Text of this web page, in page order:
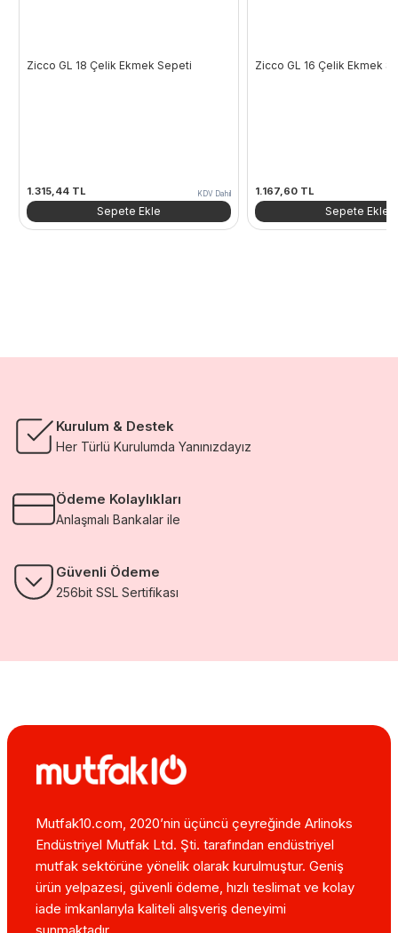
Zicco GL 18 Çelik Ekmek Sepeti
1.315,44 TL KDV Dahil
Sepete Ekle
Zicco GL 16 Çelik Ekmek
1.167,60 TL
Sepete Ekle
Kurulum & Destek
Her Türlü Kurulumda Yanınızdayız
Ödeme Kolaylıkları
Anlaşmalı Bankalar ile
Güvenli Ödeme
256bit SSL Sertifikası
Mutfak10.com, 2020’nin üçüncü çeyreğinde Arlinoks
Endüstriyel Mutfak Ltd. Şti. tarafından endüstriyel
mutfak sektörüne yönelik olarak kurulmuştur. Geniş
ürün yelpazesi, güvenli ödeme, hızlı teslimat ve kolay
iade imkanlarıyla kaliteli alışveriş deneyimi